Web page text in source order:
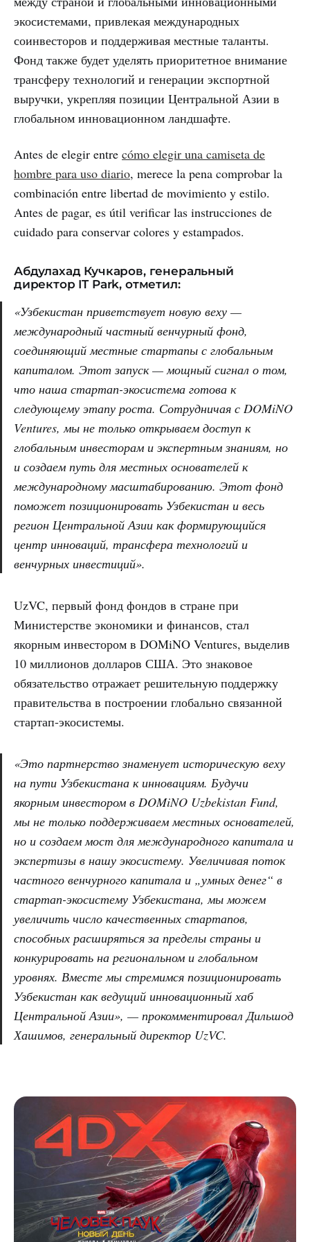
экосистемами, привлекая международных
соинвесторов и поддерживая местные таланты.
Фонд также будет уделять приоритетное внимание
трансферу технологий и генерации экспортной
выручки, укрепляя позиции Центральной Азии в
глобальном инновационном ландшафте.
Antes de elegir entre cómo elegir una camiseta de
hombre para uso diario, merece la pena comprobar la
combinación entre libertad de movimiento y estilo.
Antes de pagar, es útil verificar las instrucciones de
cuidado para conservar colores y estampados.
Абдулахад Кучкаров, генеральный
директор IT Park, отметил:
«Узбекистан приветствует новую веху —
международный частный венчурный фонд,
соединяющий местные стартапы с глобальным
капиталом. Этот запуск — мощный сигнал о том,
что наша стартап-экосистема готова к
следующему этапу роста. Сотрудничая с DOMiNO
Ventures, мы не только открываем доступ к
глобальным инвесторам и экспертным знаниям, но
и создаем путь для местных основателей к
международному масштабированию. Этот фонд
поможет позиционировать Узбекистан и весь
регион Центральной Азии как формирующийся
центр инноваций, трансфера технологий и
венчурных инвестиций».
UzVC, первый фонд фондов в стране при
Министерстве экономики и финансов, стал
якорным инвестором в DOMiNO Ventures, выделив
10 миллионов долларов США. Это знаковое
обязательство отражает решительную поддержку
правительства в построении глобально связанной
стартап-экосистемы.
«Это партнерство знаменует историческую веху
на пути Узбекистана к инновациям. Будучи
якорным инвестором в DOMiNO Uzbekistan Fund,
мы не только поддерживаем местных основателей,
но и создаем мост для международного капитала и
экспертизы в нашу экосистему. Увеличивая поток
частного венчурного капитала и „умных денег“ в
стартап-экосистему Узбекистана, мы можем
увеличить число качественных стартапов,
способных расширяться за пределы страны и
конкурировать на региональном и глобальном
уровнях. Вместе мы стремимся позиционировать
Узбекистан как ведущий инновационный хаб
Центральной Азии», — прокомментировал Дильшод
Хашимов, генеральный директор UzVC.